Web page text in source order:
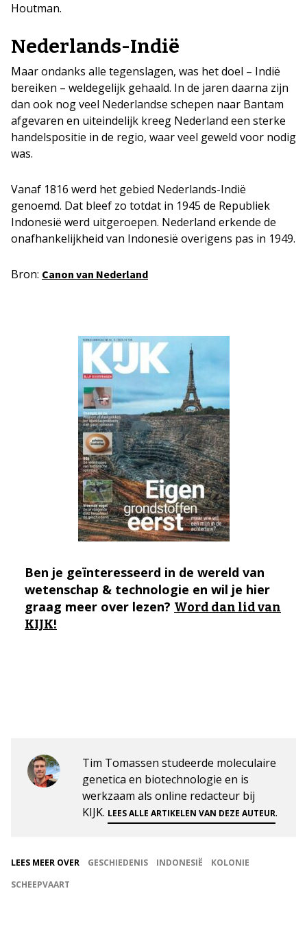
Houtman.
Nederlands-Indië
Maar ondanks alle tegenslagen, was het doel – Indië
bereiken – weldegelijk gehaald. In de jaren daarna zijn
dan ook nog veel Nederlandse schepen naar Bantam
afgevaren en uiteindelijk kreeg Nederland een sterke
handelspositie in de regio, waar veel geweld voor nodig
was.
Vanaf 1816 werd het gebied Nederlands-Indië
genoemd. Dat bleef zo totdat in 1945 de Republiek
Indonesië werd uitgeroepen. Nederland erkende de
onafhankelijkheid van Indonesië overigens pas in 1949.
Bron: Canon van Nederland
Ben je geïnteresseerd in de wereld van
wetenschap & technologie en wil je hier
graag meer over lezen? Word dan lid van
KIJK!
Tim Tomassen studeerde moleculaire
genetica en biotechnologie en is
werkzaam als online redacteur bij
KIJK. LEES ALLE ARTIKELEN VAN DEZE AUTEUR.
LEES MEER OVER GESCHIEDENIS INDONESIË
KOLONIE
SCHEEPVAART